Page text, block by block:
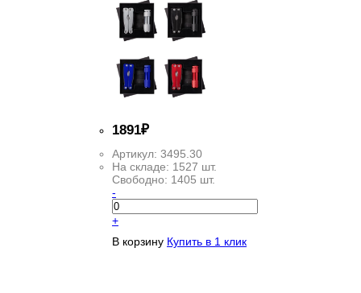
1891₽
Артикул: 3495.30
На складе: 1527 шт.
Свободно: 1405 шт.
-
+
В корзину Купить в 1 клик